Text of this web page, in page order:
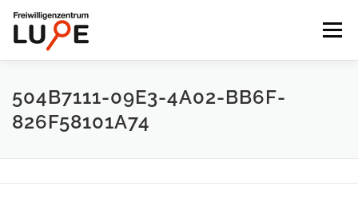
Inhalt
springen
Menü
STARTSEITE ENGAGEMENT FINDEN
504B7111-09E3-4A02-BB6F-
826F58101A74